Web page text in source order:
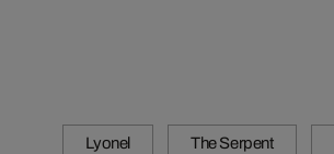
Lyonel The Serpent